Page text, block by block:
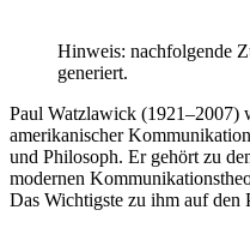
Hinweis: nachfolgende
generiert.
Paul Watzlawick (1921–2007)
amerikanischer
und Philosoph. Er gehört zu
modernen
Das Wichtigste zu ihm auf den